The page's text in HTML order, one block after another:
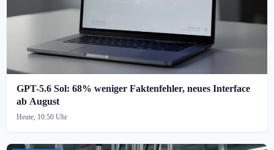
GPT-5.6 Sol: 68% weniger Faktenfehler, neues Interface
ab August
Heute, 10:50 Uhr